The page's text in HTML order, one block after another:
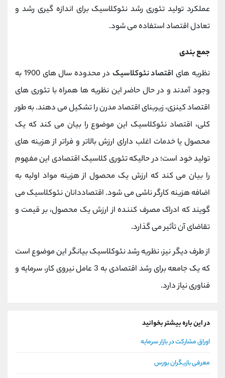
عملکرد تولید تئوری رشد نئوکلاسیک برای اندازه گیری رشد و
تعادل اقتصاد استفاده می شود.
جمع بندی
نظریه های اقتصاد نئوکلاسیک
در محدوده سال های 1900 به
وجود آمدند و در حال حاضر این نظریه ها همراه با تئوری های
اقتصاد کینزی، زیربنای اقتصاد مدرن را تشکیل می دهند. به طور
کلی، اقتصاد نئوکلاسیک این موضوع را بیان می کند که یک
محصول یا خدمات اغلب دارای ارزش بالاتر و فراتر از هزینه های
تولید خود است؛ در حالیکه تئوری کلاسیک اقتصادی این مفهوم
را بیان می کند که ارزش یک محصول از هزینه مواد اولیه به
اضافه هزینه کارگر ناشی می شود. اقتصاددانان نئوکلاسیک می
گویند که ادراک مصرف کننده از ارزش یک محصول، بر قیمت و
تقاضای آن تأثیر می گذارد.
از طرف دیگر نیز، نظریه رشد نئوکلاسیک بیانگر این موضوع است
که یک جامعه برای رشد اقتصادی به 3 عامل نیروی کار، سرمایه و
فناوری نیاز دارد.
در این باره بیشتر بخوانید
اوراق مشارکت در بازار سرمایه
معرفی بازیگران بورس